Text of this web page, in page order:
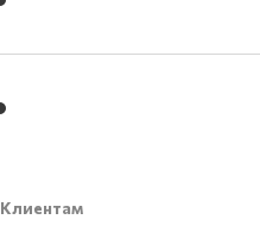
Клиентам